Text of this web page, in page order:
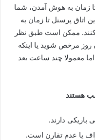
زمان به هوش آمدن، شما
اتاق پرسنل تا زمان به
ممکن است طبق نظر
روز مرخص شوید یا اینکه
معمولا چند ساعت بعد
هستند
باریکی دارند.
یا عدم تقارن است.